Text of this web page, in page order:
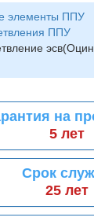
элементы ППУ
ППУ
на
5 лет
Срок
25 лет